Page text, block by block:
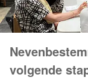
volgende